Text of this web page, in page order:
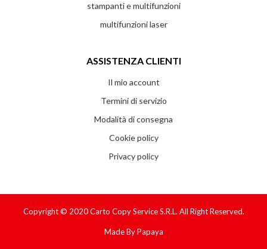
stampanti e multifunzioni
multifunzioni laser
ASSISTENZA CLIENTI
Il mio account
Termini di servizio
Modalità di consegna
Cookie policy
Privacy policy
Copyright © 2020Carto Copy Service S.r.l. All Right Reserved.
Made ByPapaya